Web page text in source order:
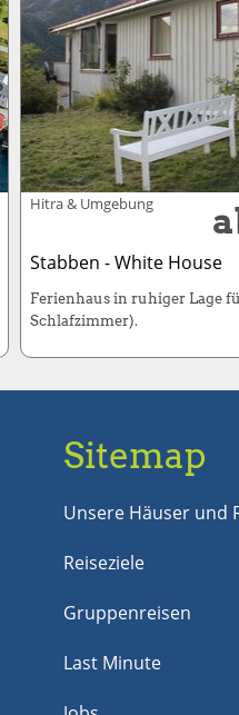
Hitra & Umgebung
Stabben - White House
Ferienhaus in ruhiger Lage
Schlafzimmer).
Sitemap
Unsere Häuser und
Reiseziele
Gruppenreisen
Last Minute